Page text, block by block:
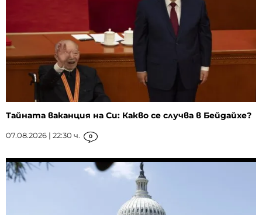
Тайната ваканция на Си: Какво се случва в Бейдайхе?
07.08.2026 | 22:30 ч. 0